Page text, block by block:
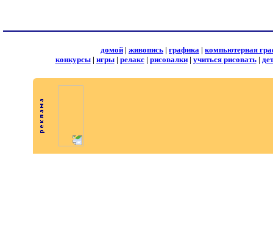
домой | живопись | графика | компьютерная
конкурсы| игры| релакс| рисовалки| учиться рисовать|